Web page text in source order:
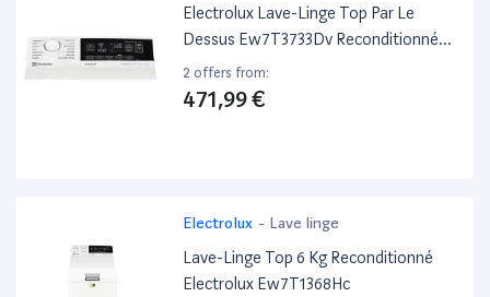
Electrolux Lave-Linge Top Par Le
Dessus Ew7T3733Dv Reconditionné
Blanc
2 offers from:
471,99 €
Electrolux - Lave linge
Lave-Linge Top 6 Kg Reconditionné
Electrolux Ew7T1368Hc